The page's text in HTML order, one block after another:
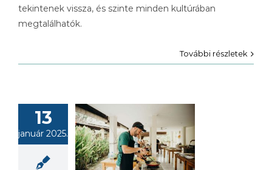
tekintenek vissza, és szinte minden kultúrában
megtalálhatók.
További részletek
13
január 2025.
érdemes